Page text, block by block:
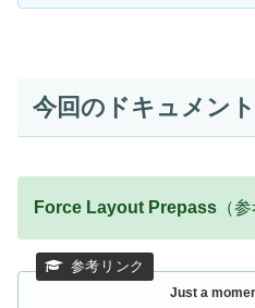
今回のドキュメン
Force Layout Prepass （
Just a